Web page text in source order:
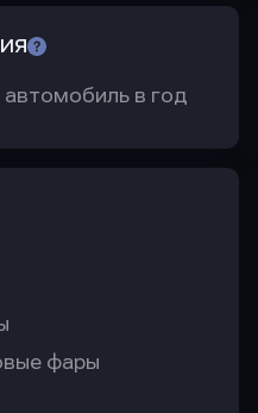
в год
фары